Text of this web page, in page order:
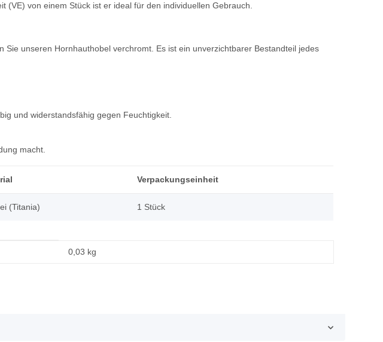
(VE) von einem Stück ist er ideal für den individuellen Gebrauch.
unseren Hornhauthobel verchromt. Es ist ein unverzichtbarer Bestandteil jedes
und widerstandsfähig gegen Feuchtigkeit.
macht.
Verpackungseinheit
(Titania) 1 Stück
0,03 kg